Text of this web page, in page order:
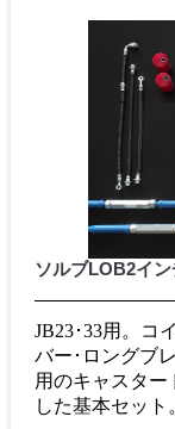
ソルブLOB2イ
JB23･33用。コ
バー･ロングブ
用のキャスタ
した基本セット